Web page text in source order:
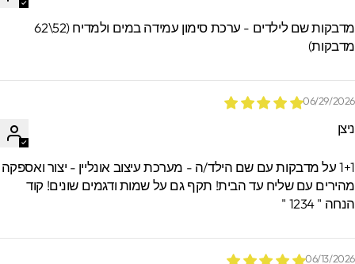
מדבקות שם לילדים - ערכת סימון עמידה במים ולמדיח (52\62
06/29/
1+1 על מדבקות עם שם הילד/ה - מערכת עיצוב אונליין - יצור ואספקה
עם שליח עד הבית! תקף גם על שמות ודגמים שונים! קוד
" 1234 "
06/13/